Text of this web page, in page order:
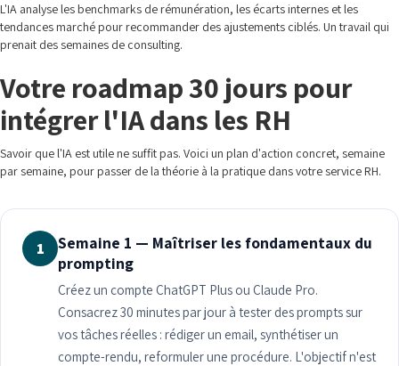
L'IA analyse les benchmarks de rémunération, les écarts internes et les
tendances marché pour recommander des ajustements ciblés. Un travail qui
prenait des semaines de consulting.
Votre roadmap 30 jours pour
intégrer l'IA dans les RH
Savoir que l'IA est utile ne suffit pas. Voici un plan d'action concret, semaine
par semaine, pour passer de la théorie à la pratique dans votre service RH.
1
Semaine 1 — Maîtriser les fondamentaux du
prompting
Créez un compte ChatGPT Plus ou Claude Pro.
Consacrez 30 minutes par jour à tester des prompts sur
vos tâches réelles : rédiger un email, synthétiser un
compte-rendu, reformuler une procédure. L'objectif n'est